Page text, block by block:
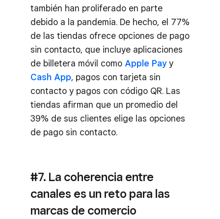
también han proliferado en parte
debido a la pandemia. De hecho, el 77%
de las tiendas ofrece opciones de pago
sin contacto, que incluye aplicaciones
de billetera móvil como Apple Payy
Cash App, pagos con tarjeta sin
contacto y pagos con código QR. Las
tiendas afirman que un promedio del
39% de sus clientes elige las opciones
de pago sin contacto.
#7. La coherencia entre
canales es un reto para las
marcas de comercio